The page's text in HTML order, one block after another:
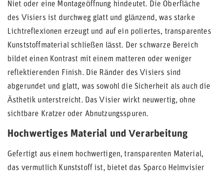
Niet oder eine Montageöffnung hindeutet. Die Oberfläche
des Visiers ist durchweg glatt und glänzend, was starke
Lichtreflexionen erzeugt und auf ein poliertes, transparentes
Kunststoffmaterial schließen lässt. Der schwarze Bereich
bildet einen Kontrast mit einem matteren oder weniger
reflektierenden Finish. Die Ränder des Visiers sind
abgerundet und glatt, was sowohl die Sicherheit als auch die
Ästhetik unterstreicht. Das Visier wirkt neuwertig, ohne
sichtbare Kratzer oder Abnutzungsspuren.
Hochwertiges Material und Verarbeitung
Gefertigt aus einem hochwertigen, transparenten Material,
das vermutlich Kunststoff ist, bietet das Sparco Helmvisier